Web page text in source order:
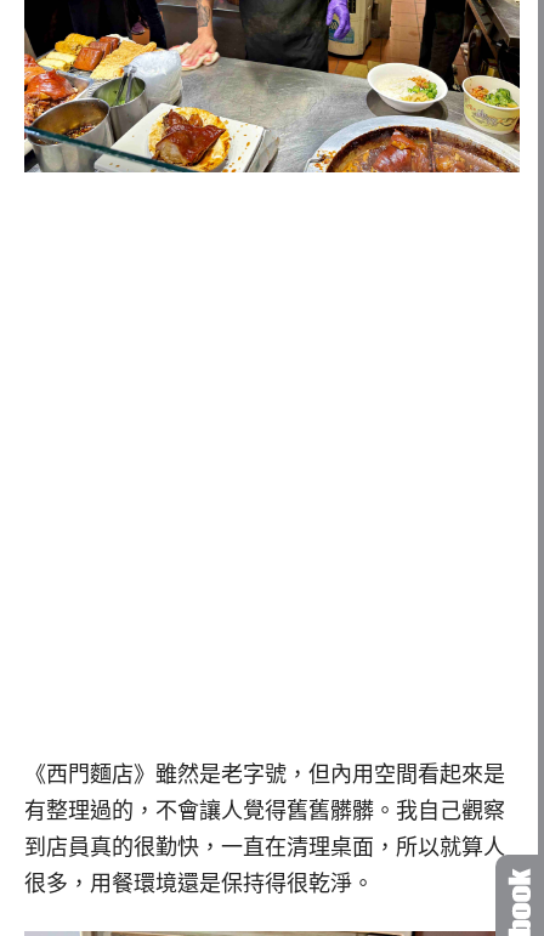
《西門麵店》雖然是老字號，但內用空間看起來是
有整理過的，不會讓人覺得舊舊髒髒。我自己觀察
到店員真的很勤快，一直在清理桌面，所以就算人
很多，用餐環境還是保持得很乾淨。